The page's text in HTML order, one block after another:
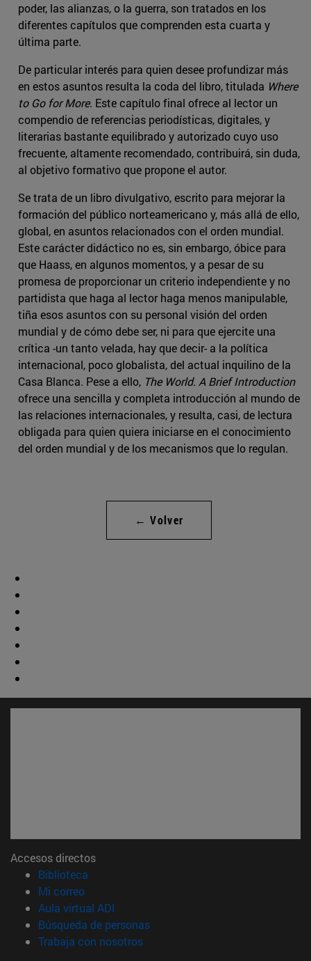
poder, las alianzas, o la guerra, son tratados en los
diferentes capítulos que comprenden esta cuarta y
última parte.
De particular interés para quien desee profundizar más
en estos asuntos resulta la coda del libro, titulada Where
to Go for More. Este capítulo final ofrece al lector un
compendio de referencias periodísticas, digitales, y
literarias bastante equilibrado y autorizado cuyo uso
frecuente, altamente recomendado, contribuirá, sin duda,
al objetivo formativo que propone el autor.
Se trata de un libro divulgativo, escrito para mejorar la
formación del público norteamericano y, más allá de ello,
global, en asuntos relacionados con el orden mundial.
Este carácter didáctico no es, sin embargo, óbice para
que Haass, en algunos momentos, y a pesar de su
promesa de proporcionar un criterio independiente y no
partidista que haga al lector haga menos manipulable,
tiña esos asuntos con su personal visión del orden
mundial y de cómo debe ser, ni para que ejercite una
crítica -un tanto velada, hay que decir- a la política
internacional, poco globalista, del actual inquilino de la
Casa Blanca. Pese a ello, The World. A Brief Introduction
ofrece una sencilla y completa introducción al mundo de
las relaciones internacionales, y resulta, casi, de lectura
obligada para quien quiera iniciarse en el conocimiento
del orden mundial y de los mecanismos que lo regulan.
← Volver
Accesos directos
Biblioteca
Mi correo(abre en nueva ventana)
Aula virtual ADI
Búsqueda de personas(abre en nueva ventana)
Trabaja con nosotros(abre en nueva ventana)